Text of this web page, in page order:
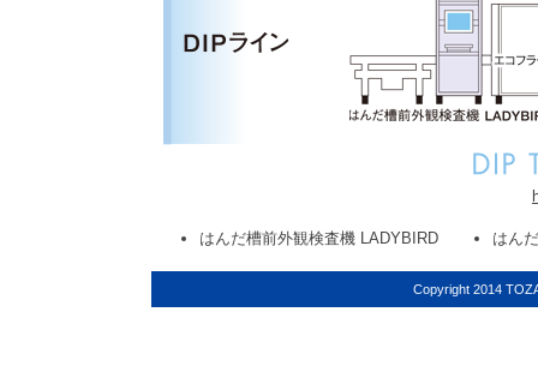
はんだ槽前外観検査機 LADYBIRD はん
Copyright 2014